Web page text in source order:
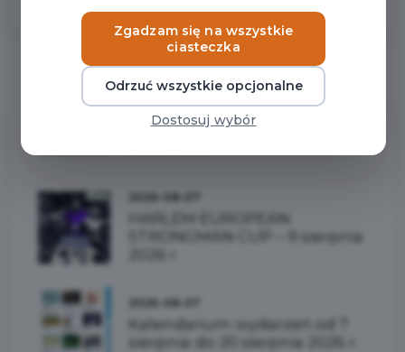
STRONGMAN CUP – 9 sierpnia
Kalendarium wydarzeń od 7
sierpnia do 20 sierpnia 2026 r.
Zgadzam się na wszystkie
ciasteczka
Odrzuć wszystkie opcjonalne
Dostosuj wybór